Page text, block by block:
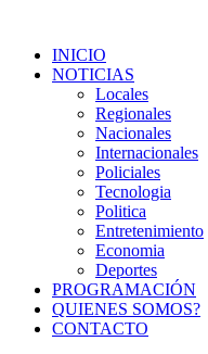
INICIO
NOTICIAS
Locales
Regionales
Nacionales
Internacionales
Policiales
Tecnologia
Politica
Entretenimiento
Economia
Deportes
PROGRAMACIÓN
QUIENES SOMOS?
CONTACTO